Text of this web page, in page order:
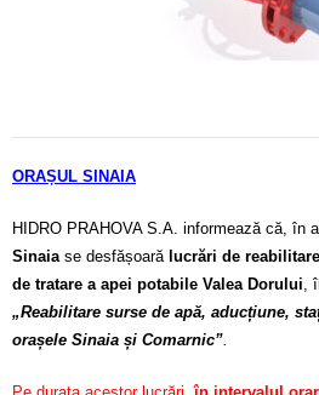
ORAȘUL SINAIA
HIDRO PRAHOVA S.A. informează că, în
Sinaia se desfășoară lucrări de
de tratare a apei potabile Valea Dorului ,
„Reabilitare surse de apă, aducțiune,
orașele Sinaia și Comarnic”